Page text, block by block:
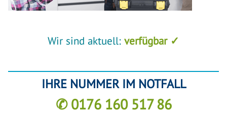
Wir sind aktuell: verfügbar ✓
IHRE NUMMER IM NOTFALL
✆ 0176 160 517 86